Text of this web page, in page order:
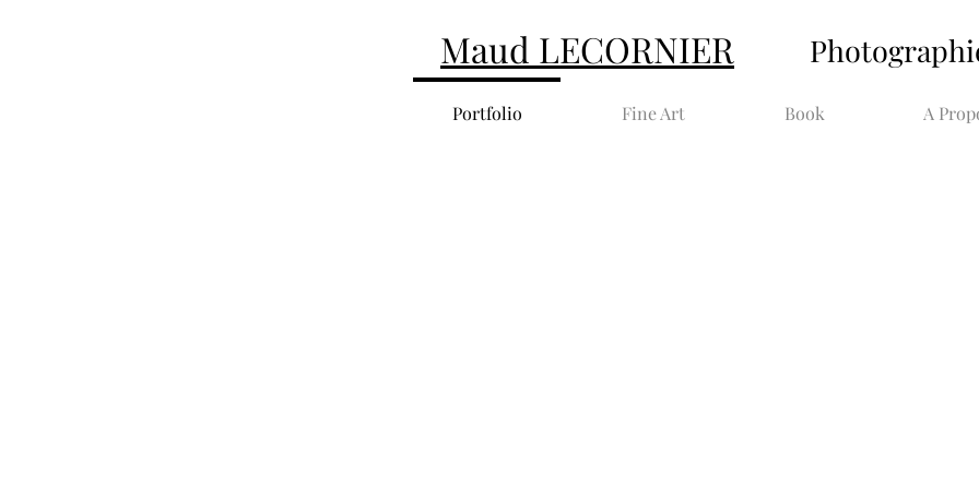
Maud LECORNIER
Portfolio Fine Art Book A